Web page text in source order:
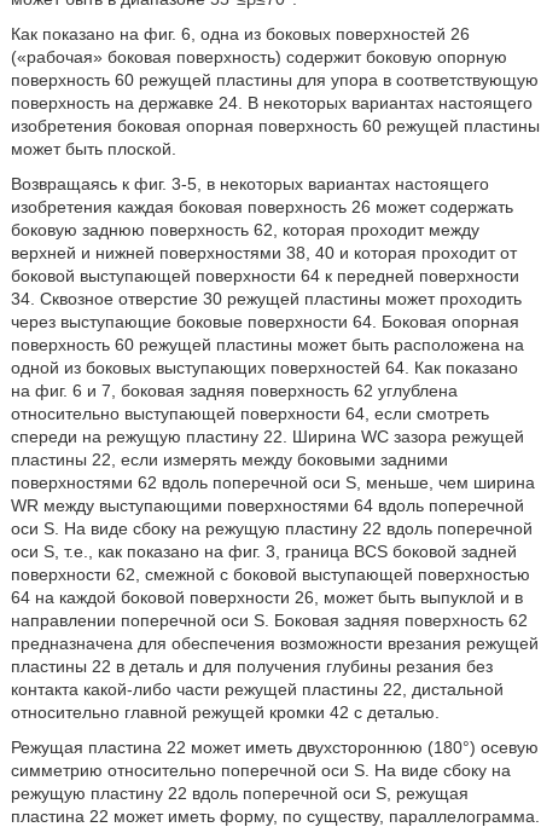
Как показано на фиг. 6, одна из боковых поверхностей 26
(«рабочая» боковая поверхность) содержит боковую опорную
поверхность 60 режущей пластины для упора в соответствующую
поверхность на державке 24. В некоторых вариантах настоящего
изобретения боковая опорная поверхность 60 режущей пластины
может быть плоской.
Возвращаясь к фиг. 3-5, в некоторых вариантах настоящего
изобретения каждая боковая поверхность 26 может содержать
боковую заднюю поверхность 62, которая проходит между
верхней и нижней поверхностями 38, 40 и которая проходит от
боковой выступающей поверхности 64 к передней поверхности
34. Сквозное отверстие 30 режущей пластины может проходить
через выступающие боковые поверхности 64. Боковая опорная
поверхность 60 режущей пластины может быть расположена на
одной из боковых выступающих поверхностей 64. Как показано
на фиг. 6 и 7, боковая задняя поверхность 62 углублена
относительно выступающей поверхности 64, если смотреть
спереди на режущую пластину 22. Ширина WC зазора режущей
пластины 22, если измерять между боковыми задними
поверхностями 62 вдоль поперечной оси S, меньше, чем ширина
WR между выступающими поверхностями 64 вдоль поперечной
оси S. На виде сбоку на режущую пластину 22 вдоль поперечной
оси S, т.е., как показано на фиг. 3, граница BCS боковой задней
поверхности 62, смежной с боковой выступающей поверхностью
64 на каждой боковой поверхности 26, может быть выпуклой и в
направлении поперечной оси S. Боковая задняя поверхность 62
предназначена для обеспечения возможности врезания режущей
пластины 22 в деталь и для получения глубины резания без
контакта какой-либо части режущей пластины 22, дистальной
относительно главной режущей кромки 42 с деталью.
Режущая пластина 22 может иметь двухстороннюю (180°) осевую
симметрию относительно поперечной оси S. На виде сбоку на
режущую пластину 22 вдоль поперечной оси S, режущая
пластина 22 может иметь форму, по существу, параллелограмма.